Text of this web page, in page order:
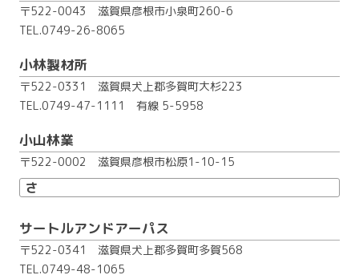
〒522-0043 滋賀県彦根市小泉町260-6
TEL.0749-26-8065
小林製材所
〒522-0331 滋賀県犬上郡多賀町大杉223
TEL.0749-47-1111
有線 5-5958
小山林業
〒522-0002 滋賀県彦根市松原1-10-15
さ
サートルアンドアーパス
〒522-0341 滋賀県犬上郡多賀町多賀568
TEL.0749-48-1065